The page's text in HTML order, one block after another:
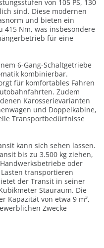
von 105 PS, 130
sind. Diese modernen
und bieten ein
415 Nm, was insbesondere
für eine
6-Gang-Schaltgetriebe
kombinierbar.
für komfortables Fahren
Zudem
Karosserievarianten
und Doppelkabine,
Transportbedürfnisse
kann sich sehen lassen.
bis zu 3.500 kg ziehen,
oder
transportieren
der Transit in seiner
Stauraum. Die
Kapazität von etwa 9 m³,
Zwecke